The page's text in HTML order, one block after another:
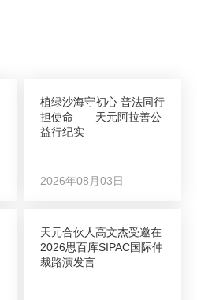
植绿沙海守初心 普法同行
担使命——天元阿拉善公
益行纪实
2026年08月03日
天元合伙人高文杰受邀在
2026思百库SIPAC国际仲
裁路演发言